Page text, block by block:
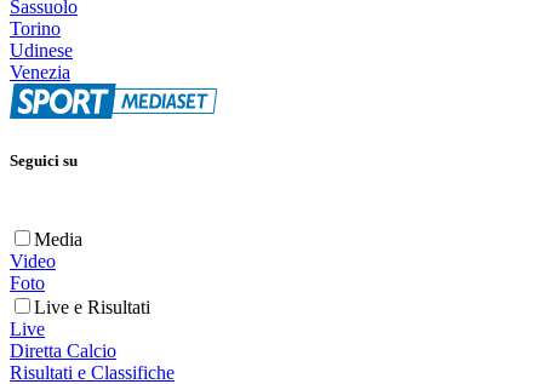
Sassuolo
Torino
Udinese
Venezia
Seguici su
Media
Video
Foto
Live e Risultati
Live
Diretta Calcio
Risultati e Classifiche